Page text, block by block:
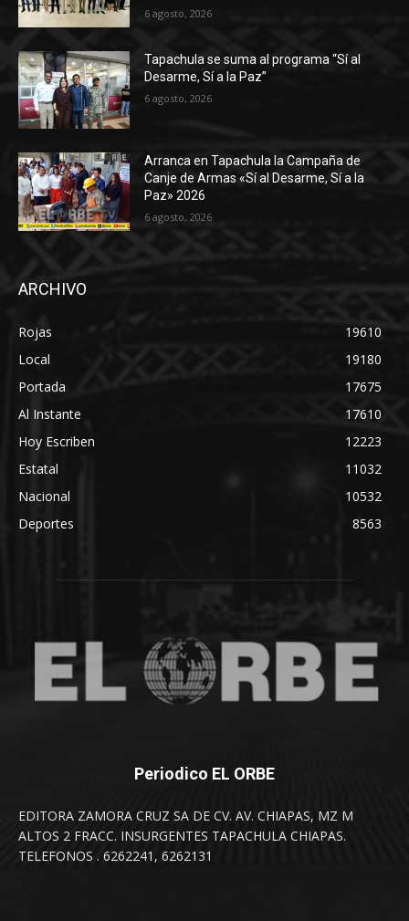
6 agosto, 2026
Tapachula se suma al programa “Sí al
Desarme, Sí a la Paz”
6 agosto, 2026
Arranca en Tapachula la Campaña de
Canje de Armas «Sí al Desarme, Sí a la
Paz» 2026
6 agosto, 2026
ARCHIVO
Rojas
19610
Local
19180
Portada
17675
Al Instante
17610
Hoy Escriben
12223
Estatal
11032
Nacional
10532
Deportes
8563
Periodico EL ORBE
EDITORA ZAMORA CRUZ SA DE CV. AV. CHIAPAS, MZ M
ALTOS 2 FRACC. INSURGENTES TAPACHULA CHIAPAS.
TELEFONOS . 6262241, 6262131